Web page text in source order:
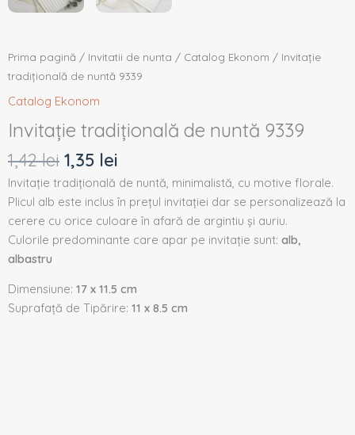
Prima pagină / Invitatii de nunta / Catalog Ekonom / Invitație
tradițională de nuntă 9339
Catalog Ekonom
Invitație tradițională de nuntă 9339
1,42lei 1,35 lei
Invitație tradițională de nuntă, minimalistă, cu motive florale.
Plicul alb este inclus în prețul invitației dar se personalizează la
cerere cu orice culoare în afară de argintiu și auriu.
Culorile predominante care apar pe invitație sunt: alb,
albastru
Dimensiune: 17 x 11.5 cm
Suprafață de Tipărire: 11 x 8.5 cm